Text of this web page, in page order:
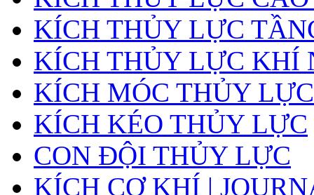
KÍCH THỦY LỰC
KÍCH THỦY LỰC KHÍ
KÍCH MÓC THỦY LỰC
KÍCH KÉO THỦY LỰC
CON ĐỘI THỦY LỰC
KÍCH CƠ KHÍ |